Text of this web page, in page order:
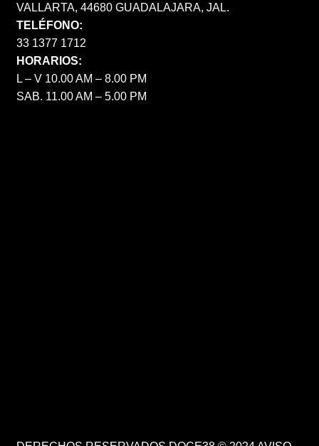
VALLARTA, 44680 GUADALAJARA, JAL.
TELÉFONO:
33 1377 1712
HORARIOS:
L – V 10.00 AM – 8.00 PM
SAB. 11.00 AM – 5.00 PM